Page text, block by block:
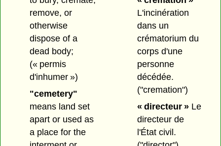
remove, or
otherwise
dispose of a
dead body;
(« permis
d'inhumer »)
"cemetery"
means land set
apart or used as
a place for the
L'incinération
dans un
crématorium du
corps d'une
personne
décédée.
("cremation")
« directeur »Le
directeur de
l'État civil.